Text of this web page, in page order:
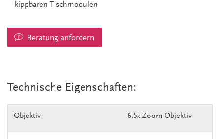
kippbaren Tischmodulen
Beratung anfordern
Technische Eigenschaften:
Objektiv 6,5x Zoom-Objektiv